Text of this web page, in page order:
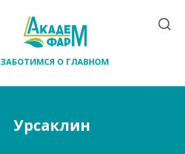
ЗАБОТИМСЯ О ГЛАВНОМ
Урсаклин